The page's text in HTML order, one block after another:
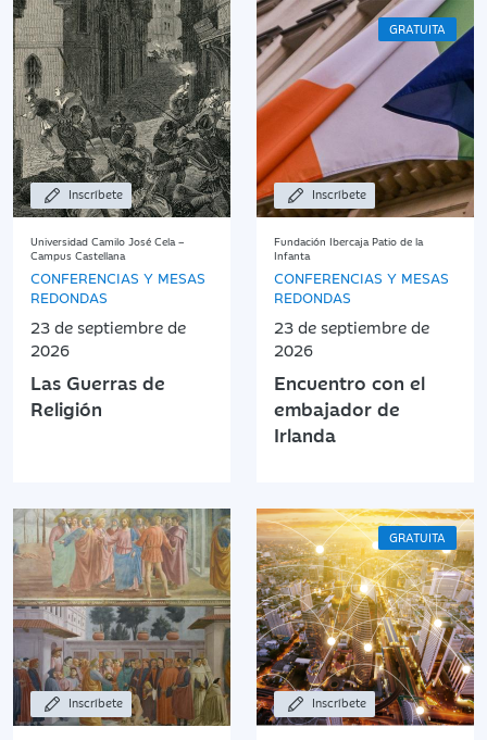
Inscríbete
Universidad Camilo José Cela –
Campus Castellana
CONFERENCIAS Y MESAS
REDONDAS
23 de septiembre de
2026
Las Guerras de
Religión
GRATUITA
Inscríbete
Fundación Ibercaja Patio de la
Infanta
CONFERENCIAS Y MESAS
REDONDAS
23 de septiembre de
2026
Encuentro con el
embajador de
Irlanda
Inscríbete
GRATUITA
Inscríbete